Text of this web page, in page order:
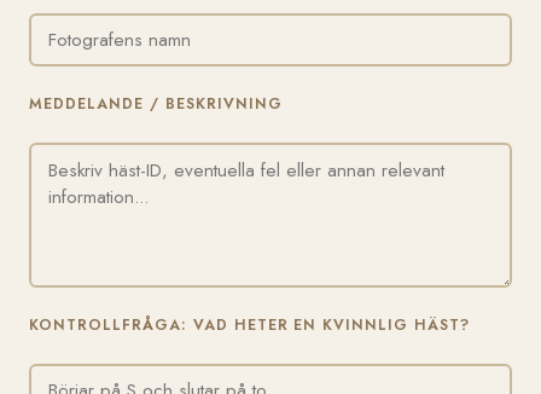
MEDDELANDE / BESKRIVNING
KONTROLLFRÅGA: VAD HETER EN KVINNLIG HÄST?